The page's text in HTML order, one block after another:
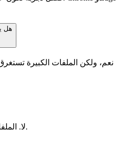
هل
نعم، ولكن الملفات الكبيرة
لا. الملفات الناتجة بدون علامة مائية.